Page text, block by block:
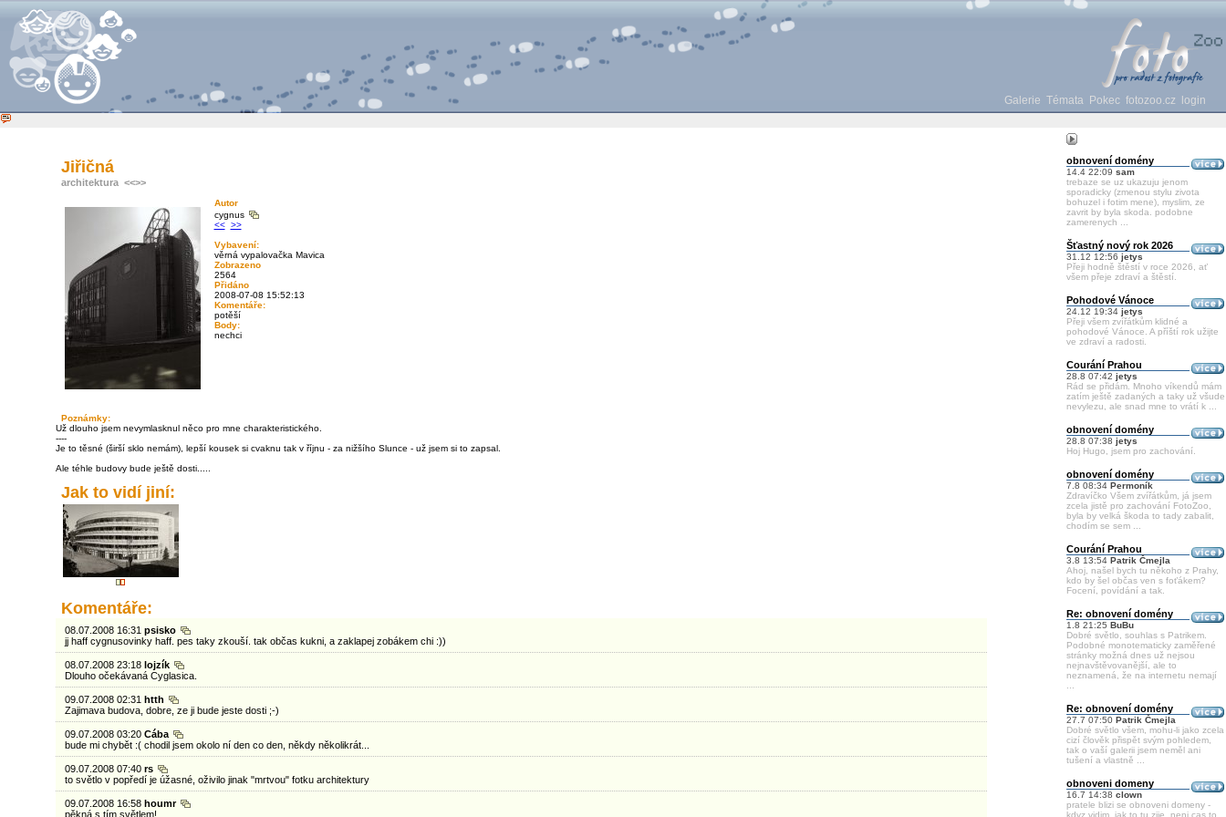
Galerie Témata Pokec fotozoo.cz login
obnovení domény
14.4 22:09 sam
trebaze se uz ukazuju jenom
sporadicky (zmenou stylu zivota
bohuzel i fotim mene), myslim, ze
zavrit by byla skoda. podobne
zamerenych ...
Šťastný nový rok 2026
31.12 12:56 jetys
Přeji hodně štěstí v roce 2026, ať
všem přeje zdraví a štěstí.
Pohodové Vánoce
24.12 19:34 jetys
Přeji všem zvířátkům klidné a
pohodové Vánoce. A příští rok užijte
ve zdraví a radosti.
Courání Prahou
28.8 07:42 jetys
Rád se přidám. Mnoho víkendů mám
zatím ještě zadaných a taky už všude
nevylezu, ale snad mne to vrátí k ...
obnovení domény
28.8 07:38 jetys
Hoj Hugo, jsem pro zachování.
obnovení domény
7.8 08:34 Permoník
Zdravíčko Všem zvířátkům, já jsem
zcela jistě pro zachování FotoZoo,
byla by velká škoda to tady zabalit,
chodím se sem ...
Courání Prahou
3.8 13:54 Patrik Čmejla
Ahoj, našel bych tu někoho z Prahy,
kdo by šel občas ven s foťákem?
Focení, povídání a tak.
Re: obnovení domény
1.8 21:25 BuBu
Dobré světlo, souhlas s Patrikem.
Podobné monotematicky zaměřené
stránky možná dnes už nejsou
nejnavštěvovanější, ale to
neznamená, že na internetu nemají
Re: obnovení domény
27.7 07:50 Patrik Čmejla
Dobré světlo všem, mohu-li jako zcela
cizí člověk přispět svým pohledem,
tak o vaší galerii jsem neměl ani
tušení a vlastně ...
obnoveni domeny
16.7 14:38 clown
pratele blizi se obnoveni domeny -
kdyz vidim, jak to tu zije, neni cas to
Jiřičná
architektura <<>>
Autor
cygnus
<< >>
Vybavení:
věrná vypalovačka Mavica
Zobrazeno
2564
Přidáno
2008-07-08 15:52:13
Komentáře:
potěší
Body:
nechci
Poznámky:
Už dlouho jsem nevymlasknul něco pro mne charakteristického.
----
Je to těsné (širší sklo nemám), lepší kousek si cvaknu tak v říjnu - za nižšího Slunce - už jsem si to zapsal.
Ale téhle budovy bude ještě dosti.....
Jak to vidí jiní:
Komentáře:
08.07.2008 16:31 psisko
jj haff cygnusovinky haff. pes taky zkouší. tak občas kukni, a zaklapej zobákem chi :))
08.07.2008 23:18 lojzík
Dlouho očekávaná Cyglasica.
09.07.2008 02:31 htth
Zajimava budova, dobre, ze ji bude jeste dosti ;-)
09.07.2008 03:20 Cába
bude mi chybět :( chodil jsem okolo ní den co den, někdy několikrát...
09.07.2008 07:40 rs
to světlo v popředí je úžasné, oživilo jinak "mrtvou" fotku architektury
09.07.2008 16:58 houmr
pěkná s tím světlem!...